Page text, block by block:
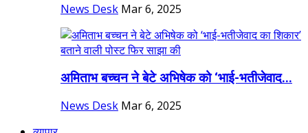
News Desk Mar 6, 2025
अमिताभ बच्चन ने बेटे अभिषेक को ‘भाई-भतीजेवाद...
News Desk Mar 6, 2025